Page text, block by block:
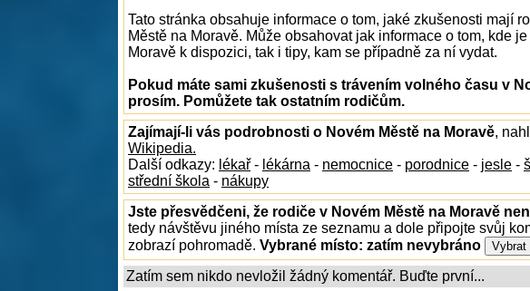
Tato stránka obsahuje informace o tom, jaké zkušenosti mají
Městě na Moravě. Může obsahovat jak informace o tom, kde
Moravě k dispozici, tak i tipy, kam se případně za ní vydat.
Pokud máte sami zkušenosti s trávením volného času v
prosím. Pomůžete tak ostatním rodičům.
Zajímají-li vás podrobnosti o Novém Městě na Moravě,
Wikipedia.
Další odkazy: lékař - lékárna - nemocnice - porodnice - jesle -
střední škola - nákupy
Jste přesvědčeni, že rodiče v Novém Městě na Moravě
tedy návštěvu jiného místa ze seznamu a dole připojte svůj
zobrazí pohromadě. Vybrané místo: zatím nevybráno
Zatím sem nikdo nevložil žádný komentář. Buďte první...